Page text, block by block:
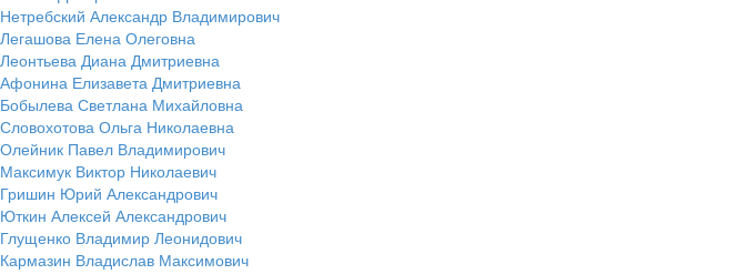
Нетребский Александр Владимирович
Легашова Елена Олеговна
Леонтьева Диана Дмитриевна
Афонина Елизавета Дмитриевна
Бобылева Светлана Михайловна
Словохотова Ольга Николаевна
Олейник Павел Владимирович
Максимук Виктор Николаевич
Гришин Юрий Александрович
Юткин Алексей Александрович
Глущенко Владимир Леонидович
Кармазин Владислав Максимович